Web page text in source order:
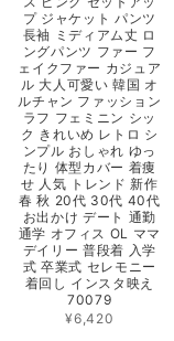
プ ジャケット パンツ
長袖 ミディアム丈 ロ
ングパンツ ファー フ
ェイクファー カジュア
ル 大人可愛い 韓国 オ
ルチャン ファッション
ラフ フェミニン シッ
ク きれいめ レトロ シ
ンプル おしゃれ ゆっ
たり 体型カバー 着痩
せ 人気 トレンド 新作
春 秋 20代 30代 40代
お出かけ デート 通勤
通学 オフィス OL ママ
デイリー 普段着 入学
式 卒業式 セレモニー
着回し インスタ映え
70079
¥6,420